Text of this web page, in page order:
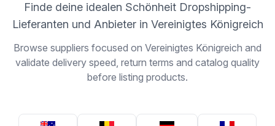
Finde deine idealen Schönheit Dropshipping-
Lieferanten und Anbieter in Vereinigtes Königreich
Browse suppliers focused on Vereinigtes Königreich and
validate delivery speed, return terms and catalog quality
before listing products.